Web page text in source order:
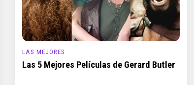
LAS MEJORES
Las 5 Mejores Películas de Gerard Butler